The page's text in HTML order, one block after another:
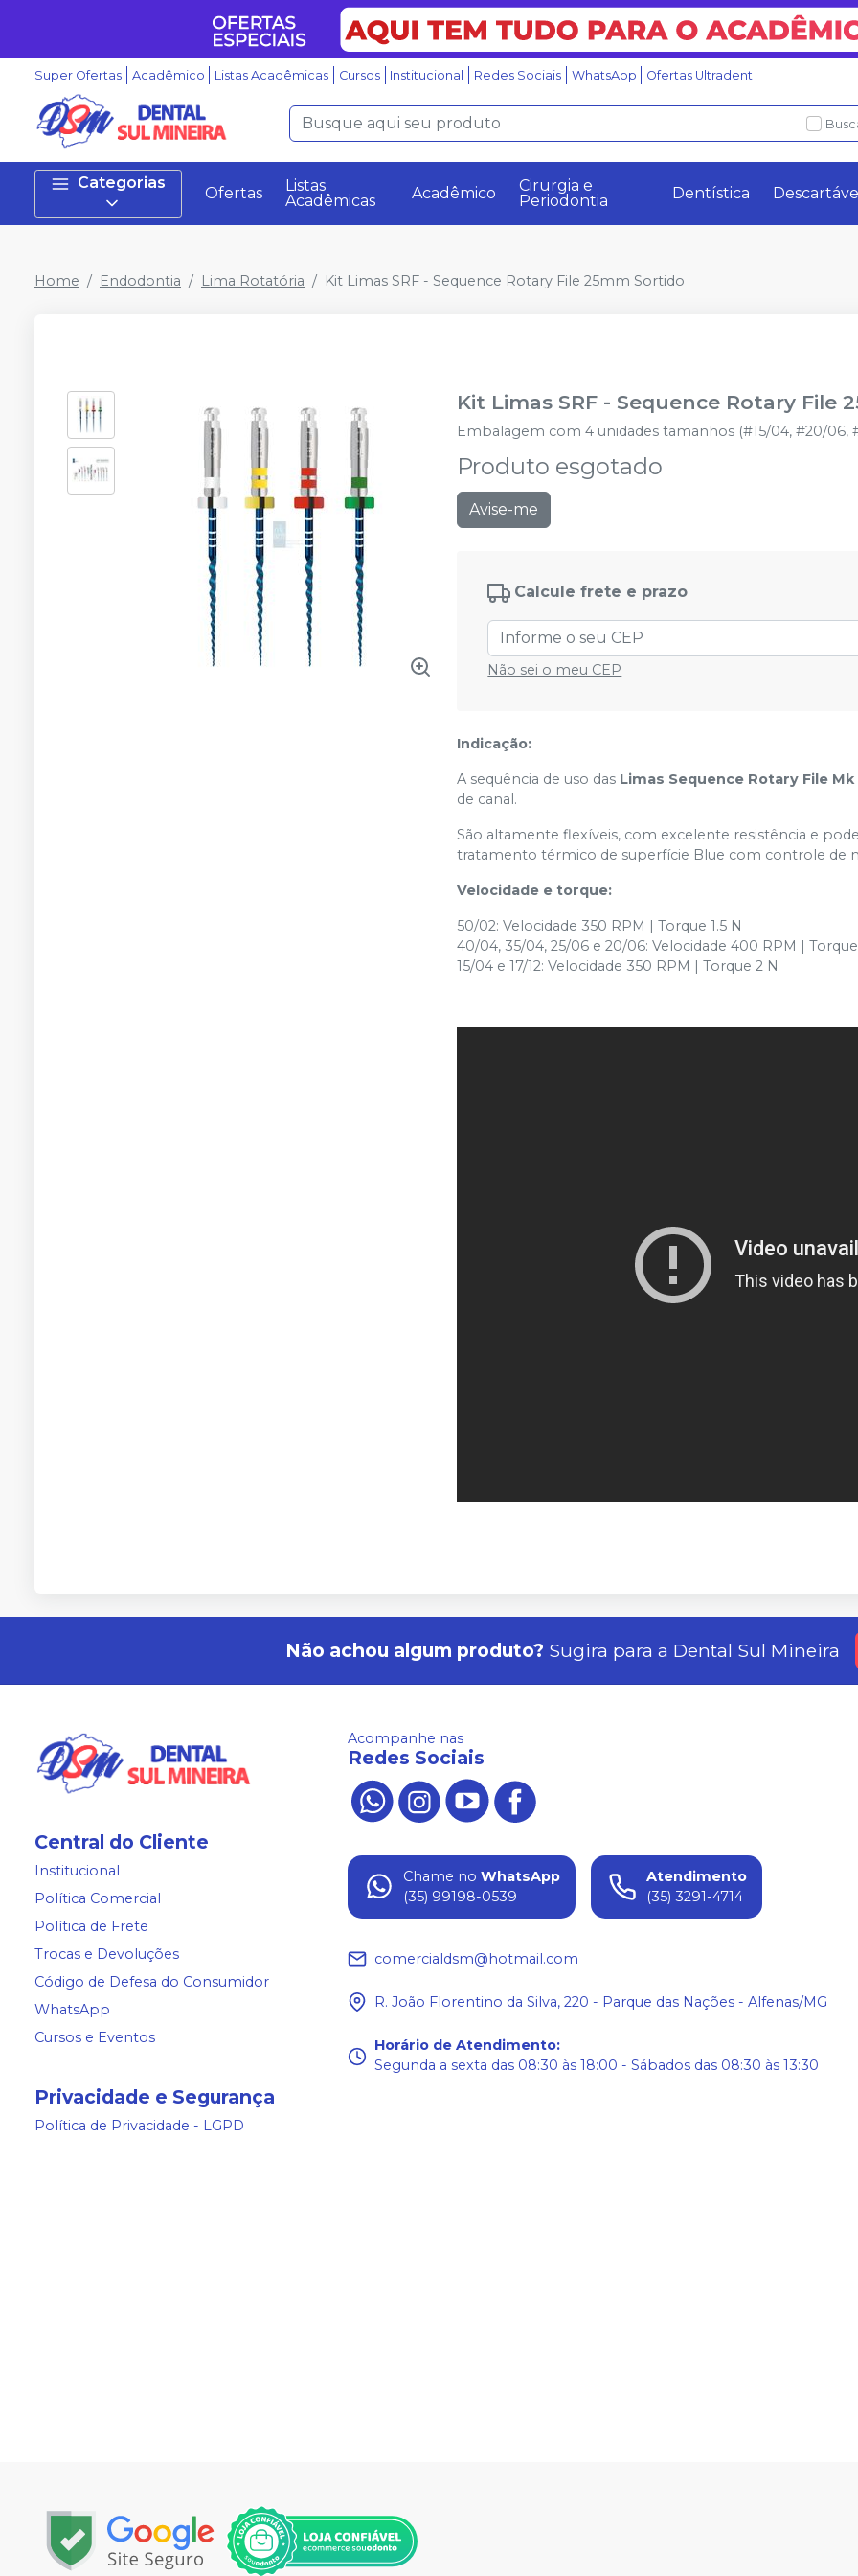
Super Ofertas Acadêmico Listas Acadêmicas Cursos Institucional Redes Sociais WhatsApp Ofertas Ultradent
Categorias
Ofertas
Listas
Acadêmicas
Acadêmico
Cirurgia e
Periodontia
Dentística
Home Endodontia Lima Rotatória Kit Limas SRF - Sequence Rotary File 25mm Sortido
Kit Limas SRF - Sequence Rotary File
Embalagem com 4 unidades tamanhos (#15/04, #20/06,
Produto esgotado
Avise-me
Calcule frete e prazo
Não sei o meu CEP
Indicação:
A sequência de uso das Limas Sequence Rotary File
de canal.
São altamente flexíveis, com excelente resistência e
tratamento térmico de superfície Blue com controle de
Velocidade e torque:
50/02: Velocidade 350 RPM | Torque 1.5 N
40/04, 35/04, 25/06 e 20/06: Velocidade 400 RPM |
15/04 e 17/12: Velocidade 350 RPM | Torque 2 N
Não achou algum produto? Sugira para a Dental Sul Mineira
Central do Cliente
Institucional
Política Comercial
Política de Frete
Trocas e Devoluções
Código de Defesa do Consumidor
WhatsApp
Cursos e Eventos
Privacidade e Segurança
Política de Privacidade - LGPD
Acompanhe nas
Redes Sociais
Chame no WhatsApp
(35) 99198-0539
Atendimento
(35) 3291-4714
comercialdsm@hotmail.com
R. João Florentino da Silva, 220 - Parque das Nações - Alfenas/MG
Horário de Atendimento:
Segunda a sexta das 08:30 às 18:00 - Sábados das 08:30 às 13:30